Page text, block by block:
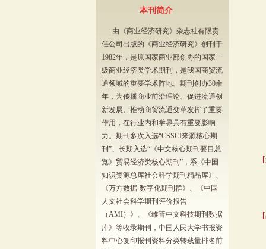
本刊简介
由《商业经济研究》杂志社有限责
任公司出版的《商业经济研究》创刊于
1982年，是原国家商业部创办的国家一
级商业经济类学术期刊，是我国商贸流
通领域的重要学术阵地。期刊创办30余
年，为传播商业前沿理论、促进流通创
新发展、推动商贸流通变革发挥了重要
作用，在行业内和学界具有重要影响
力。期刊多次入选“CSSCI来源核心期
刊”、长期入选“《中文核心期刊要目总
览》贸易经济类核心期刊”，系《中国
知识资源总库社会科学期刊精品库》、
《万方数据-数字化期刊群》、《中国
人文社会科学期刊评价报告
（AMI）》、《维普中文科技期刊数据
库》等收录期刊，中国人民大学书报资
料中心复印报刊资料分类转载量排名前